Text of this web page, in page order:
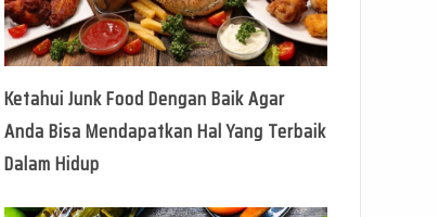
Ketahui Junk Food Dengan Baik Agar
Anda Bisa Mendapatkan Hal Yang Terbaik
Dalam Hidup